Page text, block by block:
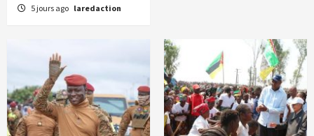
5 jours ago laredaction